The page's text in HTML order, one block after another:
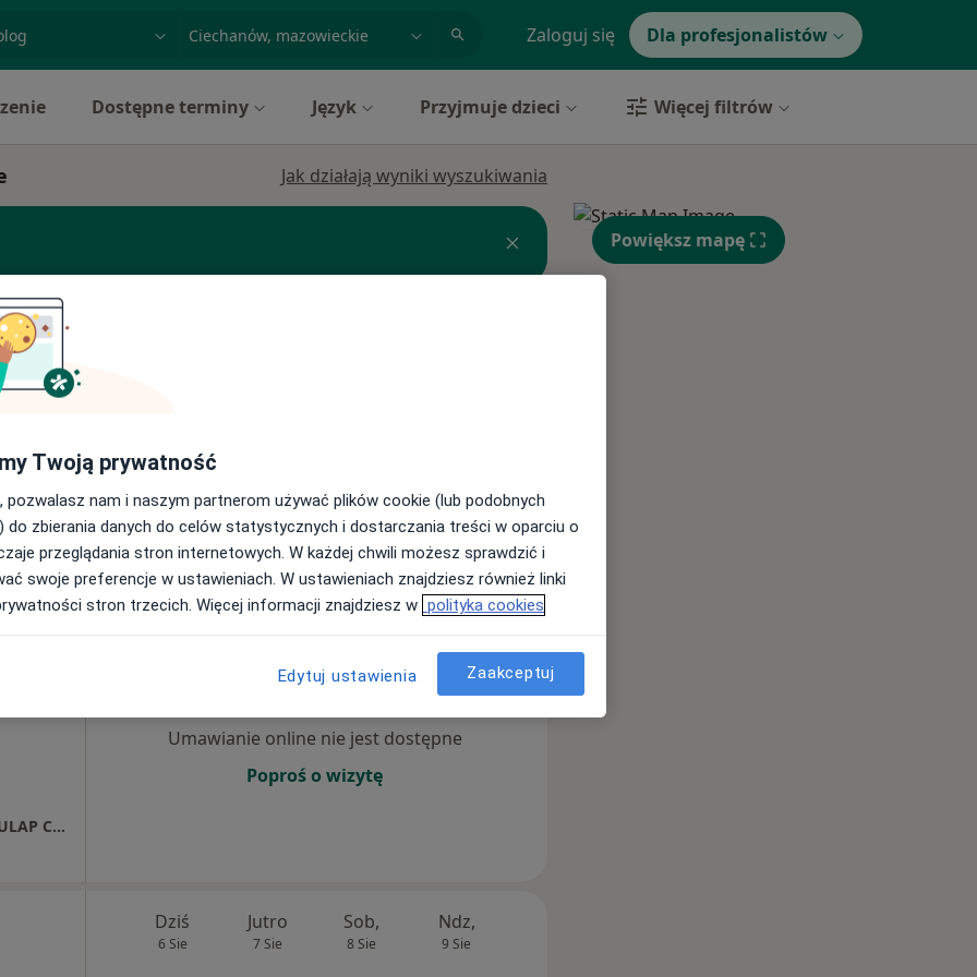
miasto lub dzielnica Zaloguj się Dla profesjonalistów
Dostępne terminy Język Przyjmuje dzieci Więcej filtrów
Jak działają wyniki wyszukiwania
• Mapa
ceny
Niepubliczny Zakład Opieki Zdrowotnej ESKULAP Centrum Medyczne w Ciechanowie
9 Sie 10 Sie
Umawianie online nie jest dostępne
Poproś o wizytę
Dziś
6 Sie
Jutro
7 Sie
Sob,
8 Sie
Ndz,
9 Sie
Powiększ mapę
Twoją prywatność
pozwalasz nam i naszym partnerom używać plików cookie (lub podobnych
do zbierania danych do celów statystycznych i dostarczania treści w oparciu o
przeglądania stron internetowych. W każdej chwili możesz sprawdzić i
swoje preferencje w ustawieniach. W ustawieniach znajdziesz również linki
stron trzecich. Więcej informacji znajdziesz w polityka cookies
Edytuj ustawienia Zaakceptuj